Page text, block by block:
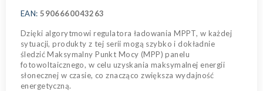
EAN: 5906660043263
Dzięki algorytmowi regulatora ładowania MPPT, w każdej
sytuacji, produkty z tej serii mogą szybko i dokładnie
śledzić Maksymalny Punkt Mocy (MPP) panelu
fotowoltaicznego, w celu uzyskania maksymalnej energii
słonecznej w czasie, co znacząco zwiększa wydajność
energetyczną.